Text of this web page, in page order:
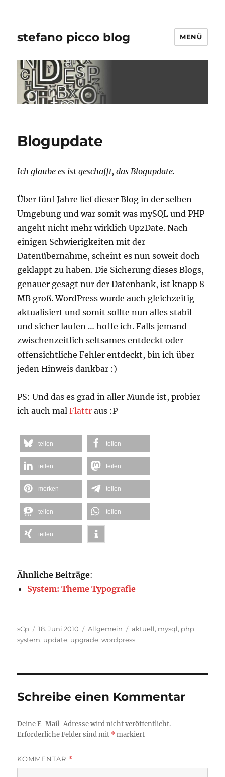
stefano picco blog MENÜ
Blogupdate
Ich glaube es ist geschafft, das Blogupdate.
Über fünf Jahre lief dieser Blog in der selben
Umgebung und war somit was mySQL und PHP
angeht nicht mehr wirklich Up2Date. Nach
einigen Schwierigkeiten mit der
Datenübernahme, scheint es nun soweit doch
geklappt zu haben. Die Sicherung dieses Blogs,
genauer gesagt nur der Datenbank, ist knapp 8
MB groß. WordPress wurde auch gleichzeitig
aktualisiert und somit sollte nun alles stabil
und sicher laufen … hoffe ich. Falls jemand
zwischenzeitlich seltsames entdeckt oder
offensichtliche Fehler entdeckt, bin ich über
jeden Hinweis dankbar :)
PS: Und das es grad in aller Munde ist, probier
ich auch malFlattr aus :P
teilen teilen
teilen teilen
merken teilen
teilen teilen
teilen
Ähnliche Beiträge:
System: Theme Typografie
Autor
sCp
Veröffentlicht
am
18. Juni 2010 Kategorien
Allgemein Schlagwörter
aktuell, mysql, php,
system, update, upgrade,wordpress
Schreibe einen Kommentar
Deine E-Mail-Adresse wird nicht veröffentlicht.
Erforderliche Felder sind mit *markiert
KOMMENTAR *